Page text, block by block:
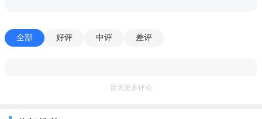
雄，开启更多玩法。
【使用注意事项】本补丁仅适用于v1.6版本，安装前请备份原
全部 好评 中评 差评
暂无更多评论